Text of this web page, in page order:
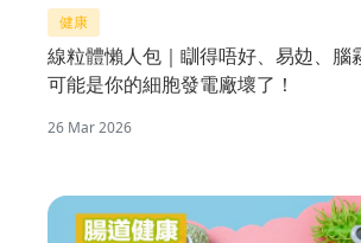
健康
線粒體懶人包｜瞓得唔好、易攰、腦
可能是你的細胞發電廠壞了！
26 Mar 2026